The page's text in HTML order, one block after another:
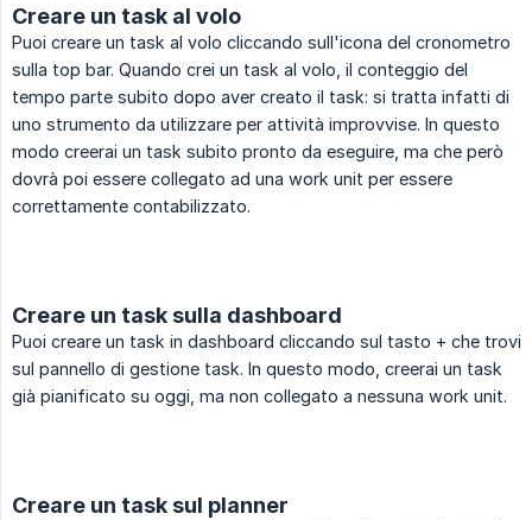
Creare un task al volo
Puoi creare un task al volo cliccando sull'icona del cronometro
sulla top bar. Quando crei un task al volo, il conteggio del
tempo parte subito dopo aver creato il task: si tratta infatti di
uno strumento da utilizzare per attività improvvise. In questo
modo creerai un task subito pronto da eseguire, ma che però
dovrà poi essere collegato ad una work unit per essere
correttamente contabilizzato.
Creare un task sulla dashboard
Puoi creare un task in dashboard cliccando sul tasto + che trovi
sul pannello di gestione task. In questo modo, creerai un task
già pianificato su oggi, ma non collegato a nessuna work unit.
Creare un task sul planner